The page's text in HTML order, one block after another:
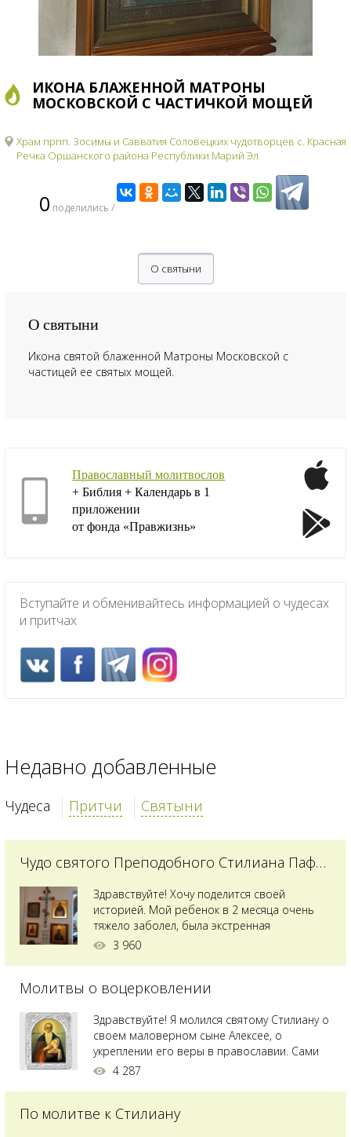
ИКОНА БЛАЖЕННОЙ МАТРОНЫ
МОСКОВСКОЙ С ЧАСТИЧКОЙ МОЩЕЙ
Храм прпп. Зосимы и Савватия Соловецких чудотворцев с. Красная
Речка Оршанского района Республики Марий Эл
0 поделились /
О святыни
О святыни
Икона святой блаженной Матроны Московской с
частицей ее святых мощей.
Православный молитвослов
+ Библия + Календарь в 1
приложении
от фонда «Правжизнь»
Вступайте и обменивайтесь информацией о чудесах
и притчах
Недавно добавленные
Чудеса Притчи Святыни
Чудо святого Преподобного Стилиана Пафлагонского
Здравствуйте! Хочу поделится своей
историей. Мой ребенок в 2 месяца очень
тяжело заболел, была экстренная
сложнейшая операция, состояние после
святого Владимира я увидела незнакомую
позже прочитав про него, узнала про
Преподобного...
3 960
Молитвы о воцерковлении
Здравствуйте! Я молился святому Стилиану о
своем маловерном сыне Алексее, о
укреплении его веры в православии. Сами
мы с супругой воцерковлены. Через год
вершину. Приложились к множеству святынь
4 287
По молитве к Стилиану